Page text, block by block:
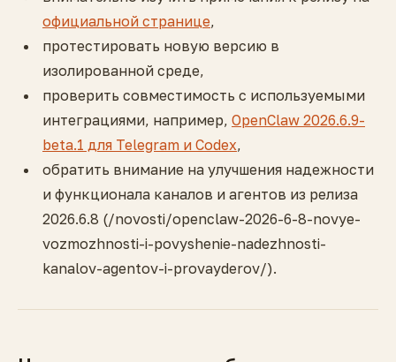
официальной странице,
протестировать новую версию в
изолированной среде,
проверить совместимость с используемыми
интеграциями, например, OpenClaw 2026.6.9-
beta.1 для Telegram и Codex,
обратить внимание на улучшения надежности
и функционала каналов и агентов из релиза
2026.6.8 (/novosti/openclaw-2026-6-8-novye-
vozmozhnosti-i-povyshenie-nadezhnosti-
kanalov-agentov-i-provayderov/).